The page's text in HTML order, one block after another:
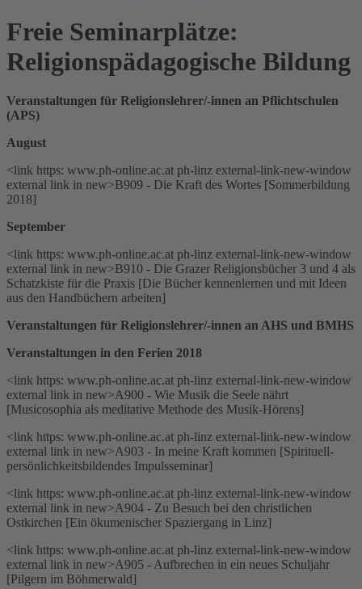
Freie Seminarplätze:
Religionspädagogische Bildung
Veranstaltungen für Religionslehrer/-innen an Pflichtschulen
(APS)
August
<link https: www.ph-online.ac.at ph-linz external-link-new-window
external link in new>B909 - Die Kraft des Wortes [Sommerbildung
2018]
September
<link https: www.ph-online.ac.at ph-linz external-link-new-window
external link in new>B910 - Die Grazer Religionsbücher 3 und 4 als
Schatzkiste für die Praxis [Die Bücher kennenlernen und mit Ideen
aus den Handbüchern arbeiten]
Veranstaltungen für Religionslehrer/-innen an AHS und BMHS
Veranstaltungen in den Ferien 2018
<link https: www.ph-online.ac.at ph-linz external-link-new-window
external link in new>A900 - Wie Musik die Seele nährt
[Musicosophia als meditative Methode des Musik-Hörens]
<link https: www.ph-online.ac.at ph-linz external-link-new-window
external link in new>A903 - In meine Kraft kommen [Spirituell-
persönlichkeitsbildendes Impulsseminar]
<link https: www.ph-online.ac.at ph-linz external-link-new-window
external link in new>A904 - Zu Besuch bei den christlichen
Ostkirchen [Ein ökumenischer Spaziergang in Linz]
<link https: www.ph-online.ac.at ph-linz external-link-new-window
external link in new>A905 - Aufbrechen in ein neues Schuljahr
[Pilgern im Böhmerwald]